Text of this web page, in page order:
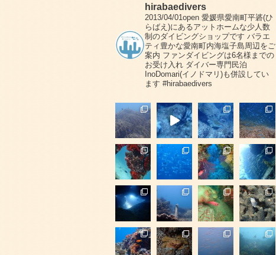
hirabaedivers
2013/04/01open愛媛県愛南町平碆(ひ
らばえ)にあるアットホームな少人数
制のダイビングショップです バラエ
ティ豊かな愛南町内海塩子島周辺をご
案内 ファンダイビングは6名様までの
お受け入れダイバー専門民泊
InoDomari(イノドマリ)も併設してい
ます #hirabaedivers